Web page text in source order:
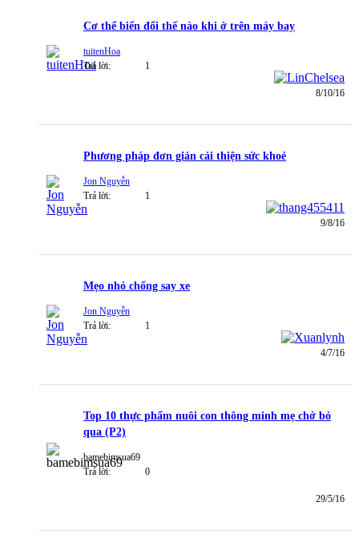
Cơ thể biến đổi thế nào khi ở trên máy bay
tuitenHoa
Trả lời:
1
8/10/16
Phương pháp đơn giản cải thiện sức khoẻ
Jon Nguyễn
Trả lời:
1
9/8/16
Mẹo nhỏ chống say xe
Jon Nguyễn
Trả lời:
1
4/7/16
Top 10 thực phẩm nuôi con thông minh mẹ chớ bỏ
qua (P2)
bamebimsua69
Trả lời:
0
29/5/16